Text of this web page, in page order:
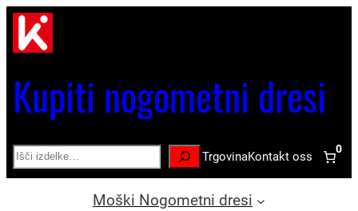
Kupiti nogometni dresi
Search TrgovinaKontakt oss
0
Moški Nogometni dresi